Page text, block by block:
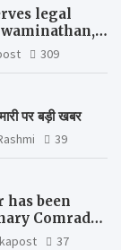
legal
309
पर बड़ी खबर
39
has been
Comrade
23 37